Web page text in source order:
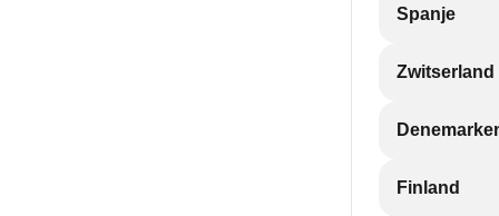
Spanje
Zwitserland
Finland